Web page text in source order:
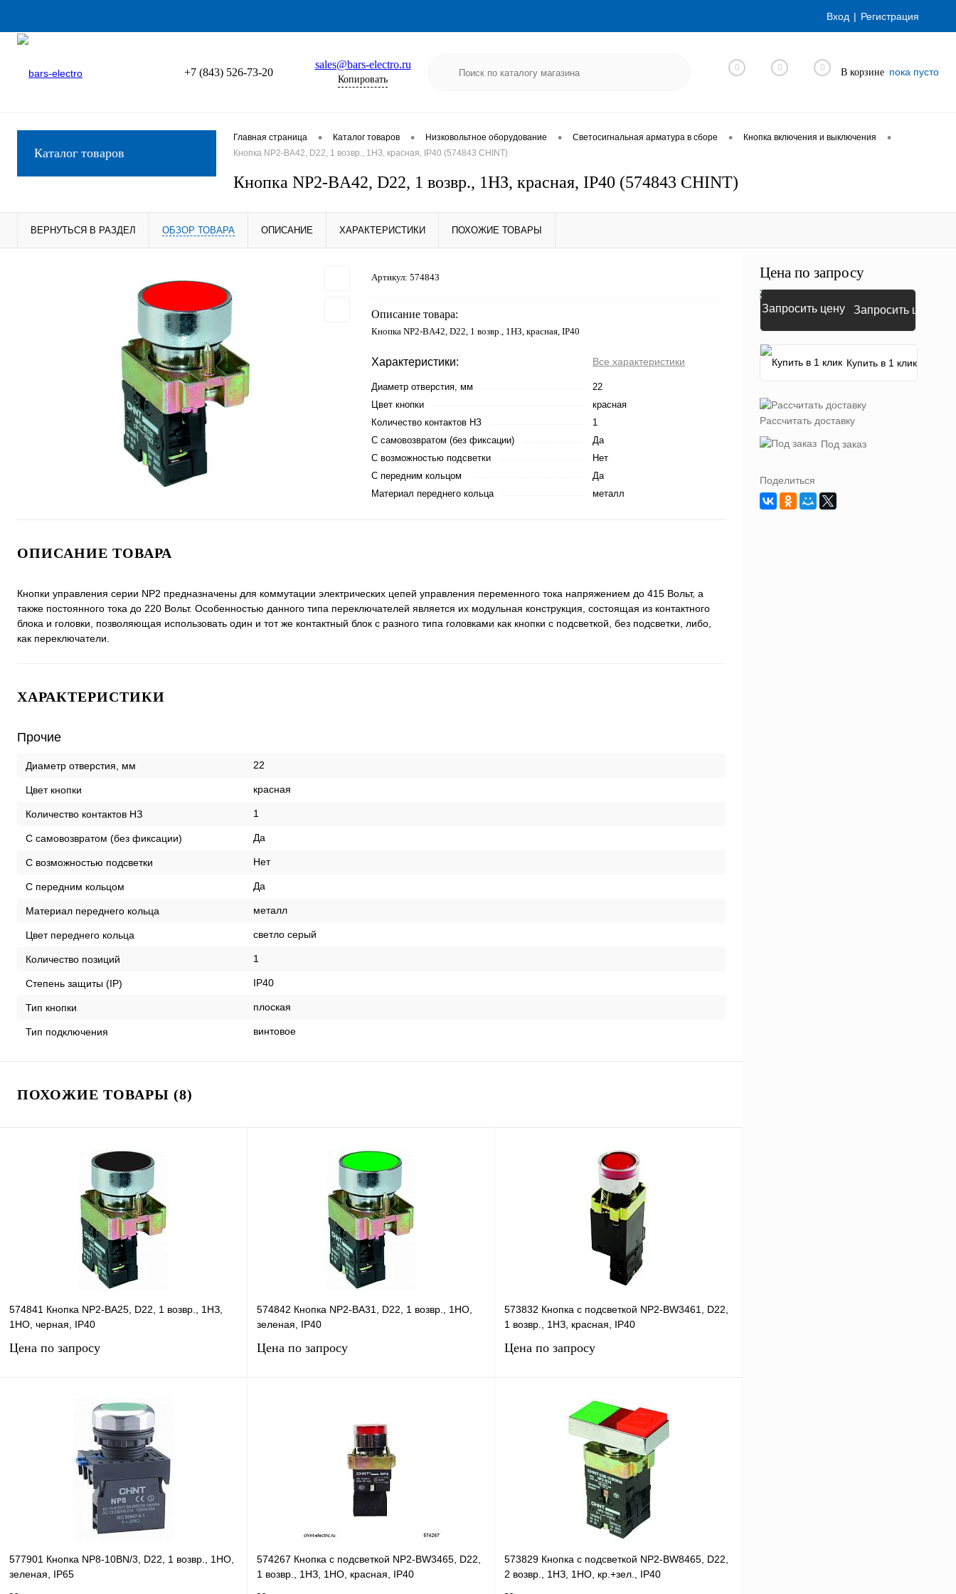
Вход Регистрация
+7 (843) 526-73-20
sales@bars-electro.ru
Копировать
0 0 0 В корзине пока пусто
Каталог товаров
Главная страница • Каталог товаров • Низковольтное оборудование • Светосигнальная арматура в сборе • Кнопка включения и выключения •
Кнопка NP2-BA42, D22, 1 возвр., 1НЗ, красная, IP40 (574843 CHINT)
Кнопка NP2-BA42, D22, 1 возвр., 1НЗ, красная, IP40 (574843 CHINT)
ВЕРНУТЬСЯ В РАЗДЕЛ ОБЗОР ТОВАРА ОПИСАНИЕ ХАРАКТЕРИСТИКИ ПОХОЖИЕ ТОВАРЫ
Артикул: 574843
Описание товара:
Кнопка NP2-BA42, D22, 1 возвр., 1НЗ, красная, IP40
Характеристики: Все характеристики
Диаметр отверстия, мм
22
Цвет кнопки
красная
Количество контактов НЗ
1
С самовозвратом (без фиксации)
Да
С возможностью подсветки
Нет
С передним кольцом
Да
Материал переднего кольца
металл
ОПИСАНИЕ ТОВАРА
Кнопки управления серии NP2 предназначены для коммутации электрических цепей управления переменного тока напряжением до 415 Вольт, а
также постоянного тока до 220 Вольт. Особенностью данного типа переключателей является их модульная конструкция, состоящая из контактного
блока и головки, позволяющая использовать один и тот же контактный блок с разного типа головками как кнопки с подсветкой, без подсветки, либо,
как переключатели.
ХАРАКТЕРИСТИКИ
Прочие
Диаметр отверстия, мм 22
Цвет кнопки красная
Количество контактов НЗ 1
С самовозвратом (без фиксации) Да
С возможностью подсветки Нет
С передним кольцом Да
Материал переднего кольца металл
Цвет переднего кольца светло серый
Количество позиций 1
Степень защиты (IP) IP40
Тип кнопки плоская
Тип подключения винтовое
ПОХОЖИЕ ТОВАРЫ (8)
574841 Кнопка NP2-BA25, D22, 1 возвр., 1НЗ,
1НО, черная, IP40
Цена по запросу
Запросить цену
Сравнение
наличии
574842 Кнопка NP2-BA31, D22, 1 возвр., 1НО,
зеленая, IP40
Цена по запросу
Сравнение
Под заказ
573832 Кнопка с подсветкой NP2-BW3461, D22,
1 возвр., 1НЗ, красная, IP40
Цена по запросу
Запросить цену
Сравнение
наличии
577901 Кнопка NP8-10BN/3, D22, 1 возвр., 1НО,
зеленая, IP65
574267 Кнопка с подсветкой NP2-BW3465, D22,
1 возвр., 1НЗ, 1НО, красная, IP40
573829 Кнопка с подсветкой NP2-BW8465, D22,
2 возвр., 1НЗ, 1НО, кр.+зел., IP40
Цена по запросу
Запросить цену
Купить в 1 клик
Рассчитать доставку
Под заказ
Поделиться